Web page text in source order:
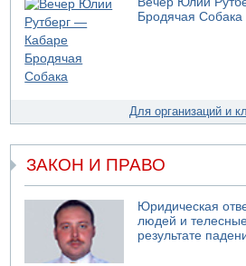
04.08.2026 18:17
75-летний мужчина получил
в результате нападения на улице
Авиве
Американцы за пять месяцев
запасы ракет
Ракетная атака на судно вблизи
Малыш обварился супом в Бней-
04.08.2026 10:13
Троих подростков унесло течением
Бродячая Собака
Для организаций и
ЗАКОН И ПРАВО
Юридическая
людей и
результате